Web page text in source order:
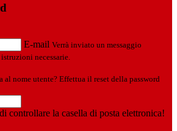
E-mail Verrà inviato un messaggio
necessarie.
al nome utente? Effettua il reset della password
controllare la casella di posta elettronica!